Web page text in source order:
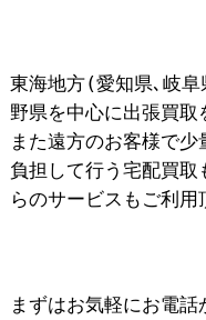
東海地方(愛知県､岐
野県を中心に出張買取
また遠方のお客様で
負担して行う宅配買取
らのサービスもご利用
まずはお気軽にお電話